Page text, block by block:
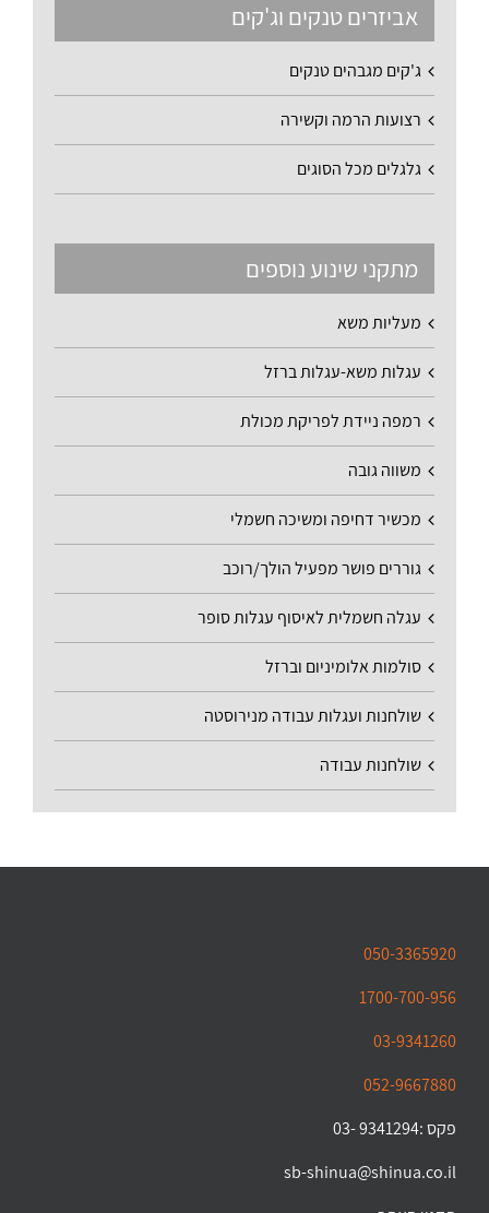
אביזרים טנקים וג'קים
ג'קים מגבהים טנקים
רצועות הרמה וקשירה
גלגלים מכל הסוגים
מתקני שינוע נוספים
מעליות משא
עגלות משא-עגלות ברזל
רמפה ניידת לפריקת מכולת
משווה גובה
מכשיר דחיפה ומשיכה חשמלי
גוררים פושר מפעיל הולך/רוכב
עגלה חשמלית לאיסוף עגלות סופר
סולמות אלומיניום וברזל
שולחנות ועגלות עבודה מנירוסטה
שולחנות עבודה
050-3365920
1700-700-956
03-9341260
052-9667880
פקס :9341294 -03
sb-shinua@shinua.co.il